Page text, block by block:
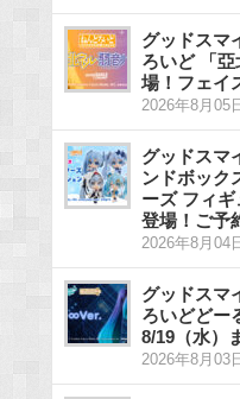
グッドスマ
ろいど 「
場！フェイ
2026年8月05
グッドスマ
ンドボック
ーズ フィ
登場！ご予
2026年8月04
グッドスマ
ろいどどー
8/19（水）
2026年8月03